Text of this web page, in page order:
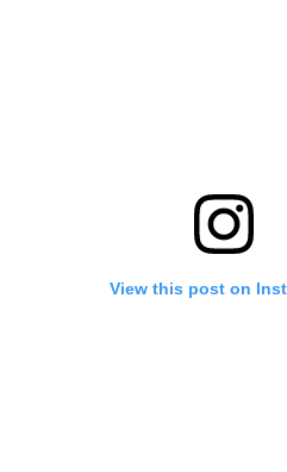
View this post on